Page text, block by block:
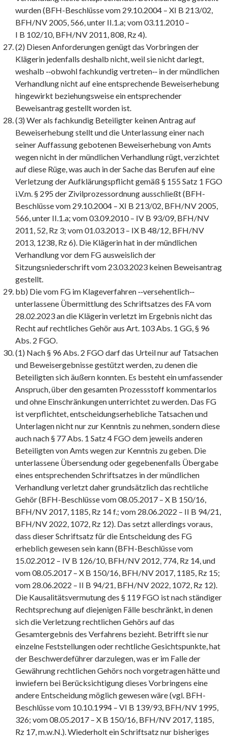
wurden (BFH-Beschlüsse vom 29.10.2004 – XI B 213/02,
BFH/NV 2005, 566, unter II.1.a; vom 03.11.2010 –
I B 102/10, BFH/NV 2011, 808, Rz 4).
(2) Diesen Anforderungen genügt das Vorbringen der
Klägerin jedenfalls deshalb nicht, weil sie nicht darlegt,
weshalb ‑‑obwohl fachkundig vertreten‑‑ in der mündlichen
Verhandlung nicht auf eine entsprechende Beweiserhebung
hingewirkt beziehungsweise ein entsprechender
Beweisantrag gestellt worden ist.
(3) Wer als fachkundig Beteiligter keinen Antrag auf
Beweiserhebung stellt und die Unterlassung einer nach
seiner Auffassung gebotenen Beweiserhebung von Amts
wegen nicht in der mündlichen Verhandlung rügt, verzichtet
auf diese Rüge, was auch in der Sache das Berufen auf eine
Verletzung der Aufklärungspflicht gemäß § 155 Satz 1 FGO
i.V.m. § 295 der Zivilprozessordnung ausschließt (BFH-
Beschlüsse vom 29.10.2004 – XI B 213/02, BFH/NV 2005,
566, unter II.1.a; vom 03.09.2010 – IV B 93/09, BFH/NV
2011, 52, Rz 3; vom 01.03.2013 – IX B 48/12, BFH/NV
2013, 1238, Rz 6). Die Klägerin hat in der mündlichen
Verhandlung vor dem FG ausweislich der
Sitzungsniederschrift vom 23.03.2023 keinen Beweisantrag
gestellt.
bb) Die vom FG im Klageverfahren ‑‑versehentlich‑‑
unterlassene Übermittlung des Schriftsatzes des FA vom
28.02.2023 an die Klägerin verletzt im Ergebnis nicht das
Recht auf rechtliches Gehör aus Art. 103 Abs. 1 GG, § 96
Abs. 2 FGO.
(1) Nach § 96 Abs. 2 FGO darf das Urteil nur auf Tatsachen
und Beweisergebnisse gestützt werden, zu denen die
Beteiligten sich äußern konnten. Es besteht ein umfassender
Anspruch, über den gesamten Prozessstoff kommentarlos
und ohne Einschränkungen unterrichtet zu werden. Das FG
ist verpflichtet, entscheidungserhebliche Tatsachen und
Unterlagen nicht nur zur Kenntnis zu nehmen, sondern diese
auch nach § 77 Abs. 1 Satz 4 FGO dem jeweils anderen
Beteiligten von Amts wegen zur Kenntnis zu geben. Die
unterlassene Übersendung oder gegebenenfalls Übergabe
eines entsprechenden Schriftsatzes in der mündlichen
Verhandlung verletzt daher grundsätzlich das rechtliche
Gehör (BFH-Beschlüsse vom 08.05.2017 – X B 150/16,
BFH/NV 2017, 1185, Rz 14 f.; vom 28.06.2022 – II B 94/21,
BFH/NV 2022, 1072, Rz 12). Das setzt allerdings voraus,
dass dieser Schriftsatz für die Entscheidung des FG
erheblich gewesen sein kann (BFH-Beschlüsse vom
15.02.2012 – IV B 126/10, BFH/NV 2012, 774, Rz 14, und
vom 08.05.2017 – X B 150/16, BFH/NV 2017, 1185, Rz 15;
vom 28.06.2022 – II B 94/21, BFH/NV 2022, 1072, Rz 12).
Die Kausalitätsvermutung des § 119 FGO ist nach ständiger
Rechtsprechung auf diejenigen Fälle beschränkt, in denen
sich die Verletzung rechtlichen Gehörs auf das
Gesamtergebnis des Verfahrens bezieht. Betrifft sie nur
einzelne Feststellungen oder rechtliche Gesichtspunkte, hat
der Beschwerdeführer darzulegen, was er im Falle der
Gewährung rechtlichen Gehörs noch vorgetragen hätte und
inwiefern bei Berücksichtigung dieses Vorbringens eine
andere Entscheidung möglich gewesen wäre (vgl. BFH-
Beschlüsse vom 10.10.1994 – VI B 139/93, BFH/NV 1995,
326; vom 08.05.2017 – X B 150/16, BFH/NV 2017, 1185,
Rz 17, m.w.N.). Wiederholt ein Schriftsatz nur bisheriges